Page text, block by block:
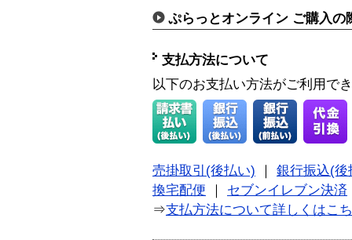
ぷらっとオンライン ご購入の
支払方法について
以下のお支払い方法がご利用で
売掛取引(後払い)
銀行振込(後
換宅配便
セブンイレブン決済
⇒支払方法について詳しくはこ